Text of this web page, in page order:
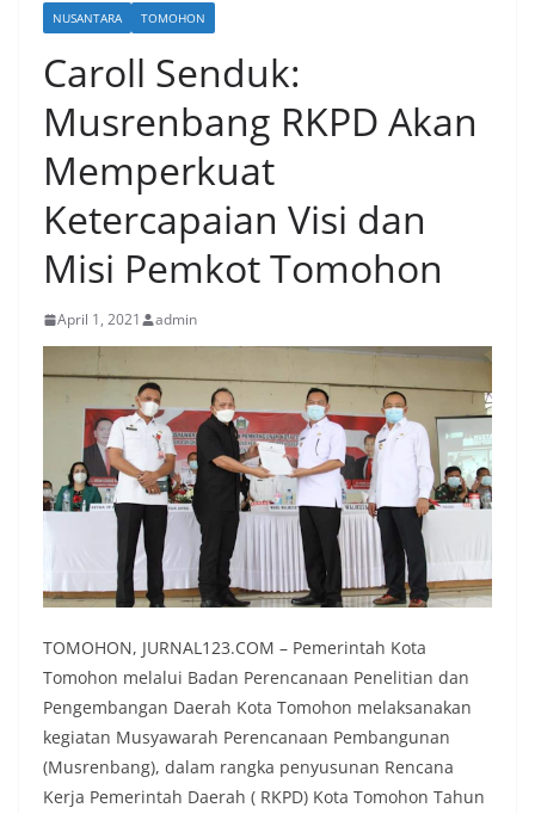
NUSANTARA TOMOHON
Caroll Senduk:
Musrenbang RKPD Akan
Memperkuat
Ketercapaian Visi dan
Misi Pemkot Tomohon
April 1, 2021 admin
TOMOHON, JURNAL123.COM – Pemerintah Kota
Tomohon melalui Badan Perencanaan Penelitian dan
Pengembangan Daerah Kota Tomohon melaksanakan
kegiatan Musyawarah Perencanaan Pembangunan
(Musrenbang), dalam rangka penyusunan Rencana
Kerja Pemerintah Daerah ( RKPD) Kota Tomohon Tahun